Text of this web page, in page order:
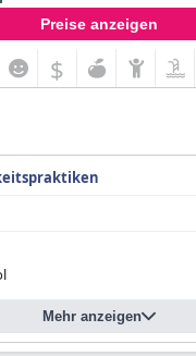
Preise anzeigen
$
Mehr anzeigen